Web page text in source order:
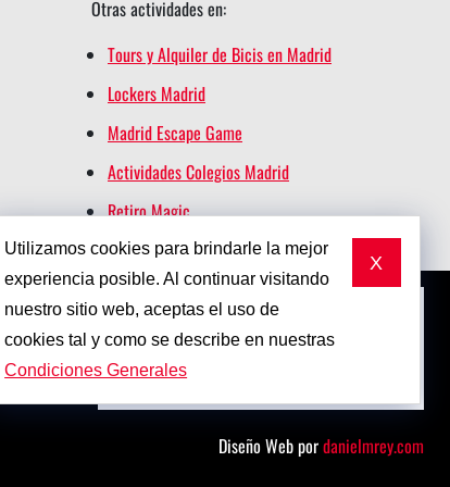
Otras actividades en:
Tours y Alquiler de Bicis en Madrid
Lockers Madrid
Madrid Escape Game
Actividades Colegios Madrid
Retiro Magic
Diseño Web pordanielmrey.com
X
Utilizamos cookies para brindarle la mejor
experiencia posible. Al continuar visitando
nuestro sitio web, aceptas el uso de
cookies tal y como se describe en nuestras
Condiciones Generales